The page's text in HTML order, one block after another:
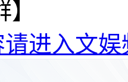
进入文娱